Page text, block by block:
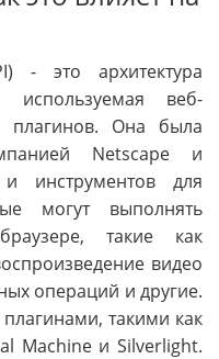
- это архитектура
используемая веб-
плагинов. Она была
Netscape и
инструментов для
могут выполнять
такие как
видео
операций и другие.
такими как
Machine и Silverlight.